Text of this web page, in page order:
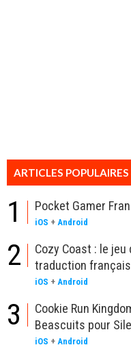
ARTICLES POPULAIRES
1 Pocket Gamer
iOS + Android
2
Cozy Coast : le
traduction
iOS + Android
3
Cookie Run
Beascuits pour
iOS + Android